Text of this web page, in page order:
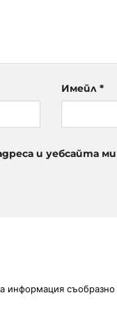
Имейл*
и уебсайта
СЪБИТИЯ КОНТАКТИ
информация